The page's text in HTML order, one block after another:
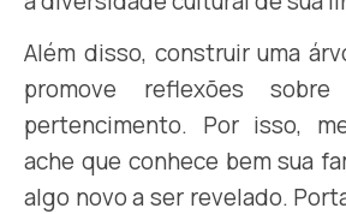
Além disso, construir uma
promove reflexões
pertencimento. Por isso,
ache que conhece bem sua
algo novo a ser revelado.